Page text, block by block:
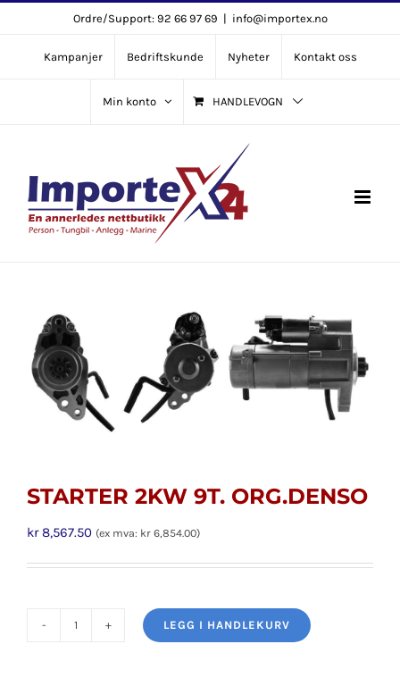
content
Ordre/Support: 92 66 97 69 | info@importex.no
Kampanjer Bedriftskunde Nyheter Kontakt oss
Min konto HANDLEVOGN
STARTER 2KW 9T. ORG.DENSO
kr8,567.50 (ex mva: kr 6,854.00)
LEGG I HANDLEKURV